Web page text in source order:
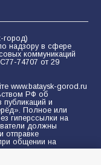
город)
надзору в сфере
коммуникаций
74707 от 29
www.bataysk-gorod.ru
РФ об
публикаций и
Полное или
гиперссылки на
должны
отправке
общении на